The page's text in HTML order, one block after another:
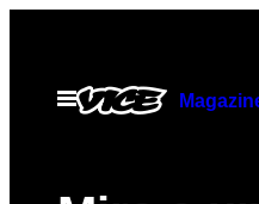
contenido
Abrir
Menú